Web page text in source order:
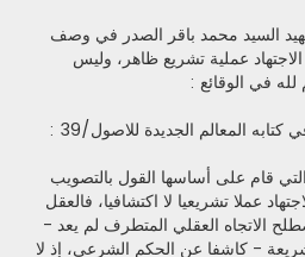
السيد محمد باقر الصدر في وصف
عملية تشريع ظاهر، وليس
في الوقائع :
المعالم الجديدة للاصول/39 :
قام على أساسها القول بالتصويب
عملا تشريعيا لا اكتشافيا، فالعقل
الاتجاه العقلي المتطرف لم يعد -
- كاشفا عن الحكم الشرعي، إذ لا